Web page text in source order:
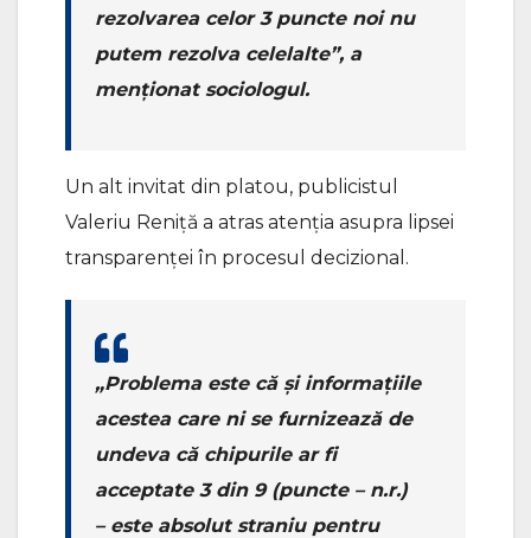
rezolvarea celor 3 puncte noi nu
putem rezolva celelalte”, a
menționat sociologul.
Un alt invitat din platou, publicistul
Valeriu Reniță a atras atenția asupra lipsei
transparenței în procesul decizional.
„Problema este că și informațiile
acestea care ni se furnizează de
undeva că chipurile ar fi
acceptate 3 din 9 (puncte – n.r.)
– este absolut straniu pentru